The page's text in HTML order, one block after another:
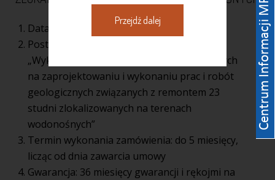
Data zamieszczenia: 22.05.2020 r.
Postępowanie o udzielenie zamówienia na:
„Wykonanie robót budowlanych polegających
na zaprojektowaniu i wykonaniu prac i robót
geologicznych związanych z remontem 23
studni zlokalizowanych na terenach
wodonośnych”
Termin wykonania zamówienia: do 5 miesięcy,
licząc od dnia zawarcia umowy
Gwarancja: 36 miesięcy gwarancji i rękojmi na
Przejdź dalej